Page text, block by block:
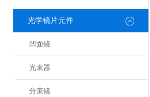
光学镜片元件
凹面镜
光束器
分束镜